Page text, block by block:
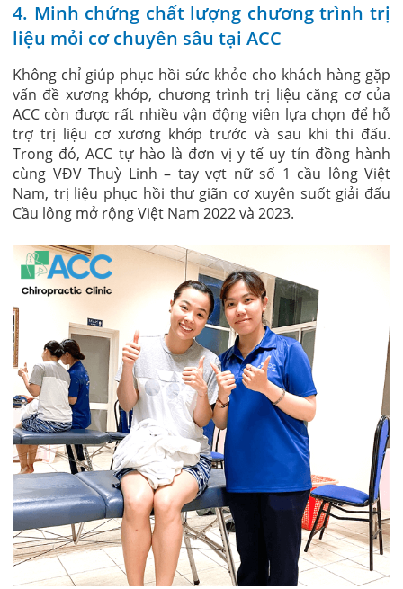
4. Minh chứng chất lượng chương trình trị
liệu mỏi cơ chuyên sâu tại ACC
Không chỉ giúp phục hồi sức khỏe cho khách hàng gặp
vấn đề xương khớp, chương trình trị liệu căng cơ của
ACC còn được rất nhiều vận động viên lựa chọn để hỗ
trợ trị liệu cơ xương khớp trước và sau khi thi đấu.
Trong đó, ACC tự hào là đơn vị y tế uy tín đồng hành
cùng VĐV Thuỳ Linh – tay vợt nữ số 1 cầu lông Việt
Nam, trị liệu phục hồi thư giãn cơ xuyên suốt giải đấu
Cầu lông mở rộng Việt Nam 2022 và 2023.